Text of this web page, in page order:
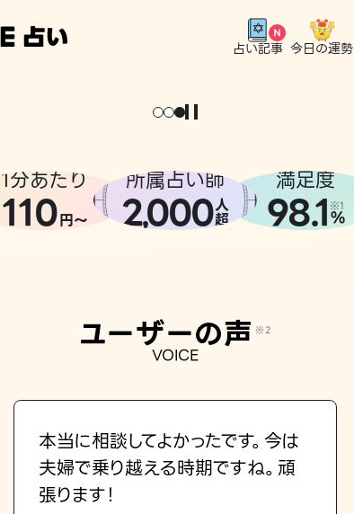
占い記事 今日の運勢
。
1分あたり
110円〜
所属占い師
2,000人
超
満足度
98.1 ※1
%
ユーザーの声 ※2
VOICE
本当に相談してよかったです。今は
夫婦で乗り越える時期ですね。頑
張ります！